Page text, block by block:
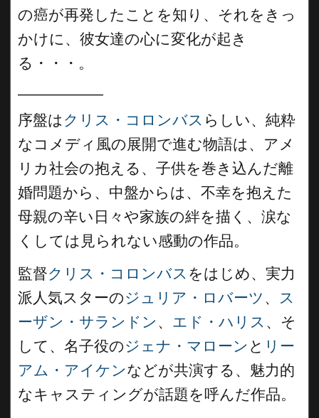
の癌が再発したことを知り、それをきっ
かけに、彼女達の心に変化が起き
る・・・。
序盤はクリス・コロンバス らしい、純粋
なコメディ風の展開で進む物語は、アメ
リカ社会の抱える、子供を巻き込んだ離
婚問題から、中盤からは、不幸を抱えた
母親の辛い日々や家族の絆を描く、涙な
くしては見られない感動の作品。
監督クリス・コロンバス をはじめ、実力
派人気スターのジュリア・ロバーツ 、 ス
ーザン・サランドン 、 エド・ハリス 、そ
して、名子役のジェナ・マローン と リー
アム・アイケンなどが共演する、魅力的
なキャスティングが話題を呼んだ作品。